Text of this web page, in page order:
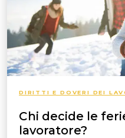
DIRITTI E DOVERI DEI
Chi decide le
lavoratore?